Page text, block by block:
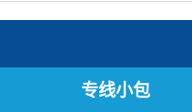
专线小包